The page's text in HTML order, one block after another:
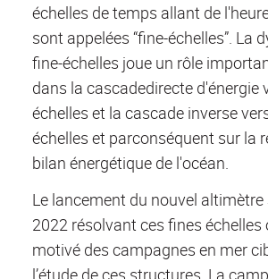
échelles de temps allant de
sont appelées “fine-échelles”. La
fine-échelles joue un rôle
dans la cascadedirecte d'énergie
échelles et la cascade inverse
échelles et parconséquent sur la
bilan énergétique de l'océan.
Le lancement du nouvel altimètre
2022 résolvant ces fines échelles
motivé des campagnes en mer
l’étude de ces structures. La